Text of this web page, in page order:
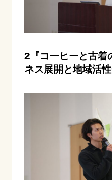
2『コーヒーと古着
ネス展開と地域活